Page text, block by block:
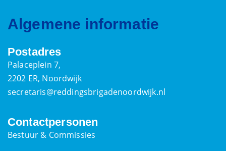
Algemene informatie
Postadres
Palaceplein 7,
2202 ER, Noordwijk
secretaris@reddingsbrigadenoordwijk.nl
Contactpersonen
Bestuur & Commissies